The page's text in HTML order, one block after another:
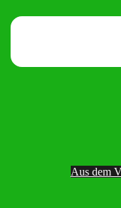
Aus dem